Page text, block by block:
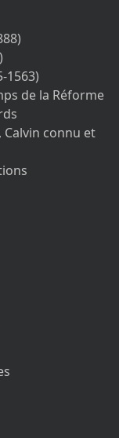
1563)
de la Réforme
Calvin connu et